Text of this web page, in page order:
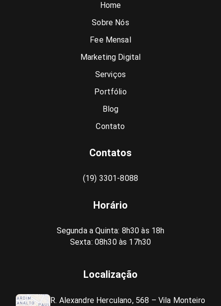
Home
Sobre Nós
Fee Mensal
Marketing Digital
Serviços
Portfólio
Blog
Contato
Contatos
(19) 3301-8088
Horário
Segunda a Quinta: 8h30 às 18h
Sexta: 08h30 às 17h30
Localização
R. Alexandre Herculano, 568 – Vila Monteiro